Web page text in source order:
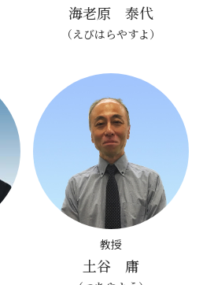
海老原 泰代
（えびはらやすよ）
教授
土谷 庸